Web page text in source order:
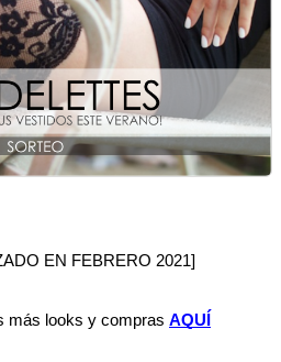
EN FEBRERO 2021]
más looks y compras AQUÍ